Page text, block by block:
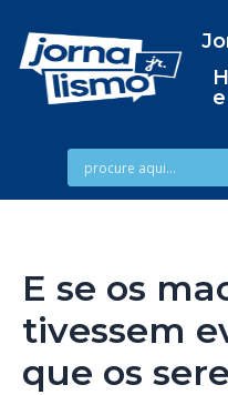
E se os
tivessem
que os